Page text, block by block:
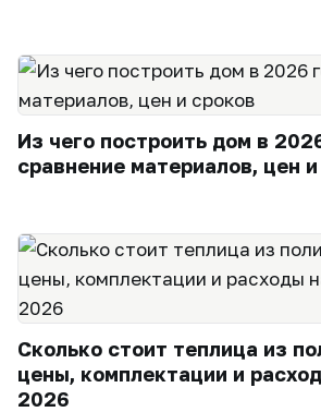
Из чего построить дом в
сравнение материалов, цен
Сколько стоит теплица из
цены, комплектации и
2026